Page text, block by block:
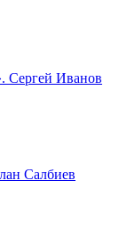
Сергей Иванов
Салбиев